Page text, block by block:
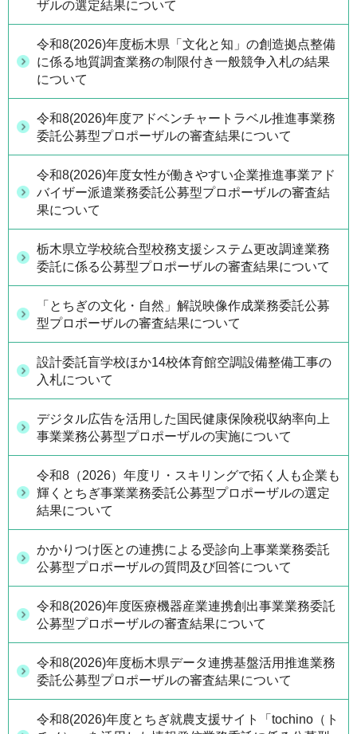
ザルの選定結果について
令和8(2026)年度栃木県「文化と知」の創造拠点整備
に係る地質調査業務の制限付き一般競争入札の結果
について
令和8(2026)年度アドベンチャートラベル推進事業務
委託公募型プロポーザルの審査結果について
令和8(2026)年度女性が働きやすい企業推進事業アド
バイザー派遣業務委託公募型プロポーザルの審査結
果について
栃木県立学校統合型校務支援システム更改調達業務
委託に係る公募型プロポーザルの審査結果について
「とちぎの文化・自然」解説映像作成業務委託公募
型プロポーザルの審査結果について
設計委託盲学校ほか14校体育館空調設備整備工事の
入札について
デジタル広告を活用した国民健康保険税収納率向上
事業業務公募型プロポーザルの実施について
令和8（2026）年度リ・スキリングで拓く人も企業も
輝くとちぎ事業業務委託公募型プロポーザルの選定
結果について
かかりつけ医との連携による受診向上事業業務委託
公募型プロポーザルの質問及び回答について
令和8(2026)年度医療機器産業連携創出事業業務委託
公募型プロポーザルの審査結果について
令和8(2026)年度栃木県データ連携基盤活用推進業務
委託公募型プロポーザルの審査結果について
令和8(2026)年度とちぎ就農支援サイト「tochino（ト